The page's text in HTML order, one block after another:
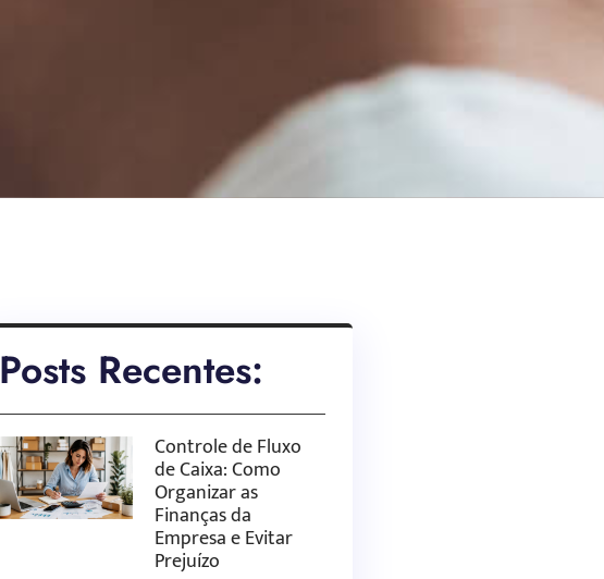
Posts Recentes:
Controle de Fluxo
de Caixa: Como
Organizar as
Finanças da
Empresa e Evitar
Prejuízo